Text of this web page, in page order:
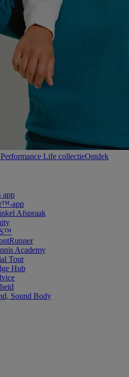
Life collectieOntdek
app
app
Afspraak
Academy
Tour
Hub
Sound Body